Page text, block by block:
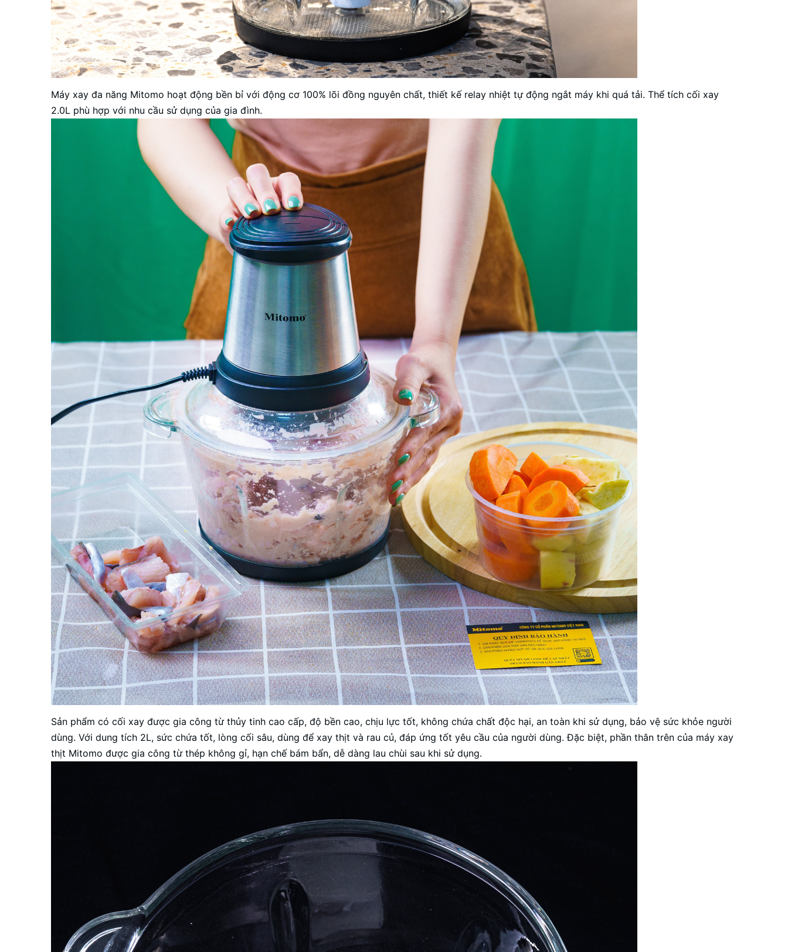
Máy xay đa năng Mitomo hoạt động bền bỉ với động cơ 100% lõi đồng nguyên chất, thiết kế relay nhiệt tự động ngắt máy khi quá tải. Thể tích cối xay
2.0L phù hợp với nhu cầu sử dụng của gia đình.
Sản phẩm có cối xay được gia công từ thủy tinh cao cấp, độ bền cao, chịu lực tốt, không chứa chất độc hại, an toàn khi sử dụng, bảo vệ sức khỏe người
dùng. Với dung tích 2L, sức chứa tốt, lòng cối sâu, dùng để xay thịt và rau củ, đáp ứng tốt yêu cầu của người dùng. Đặc biệt, phần thân trên của máy xay
thịt Mitomo được gia công từ thép không gỉ, hạn chế bám bẩn, dễ dàng lau chùi sau khi sử dụng.